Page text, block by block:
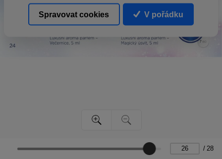
/ 28
Spravovat cookies V pořádku